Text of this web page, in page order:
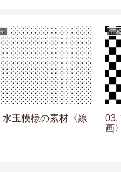
水玉模様の素材〈線
市
03.
画〉